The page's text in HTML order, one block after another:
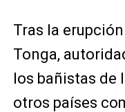
Tras la
Tonga,
los bañistas de
otros países